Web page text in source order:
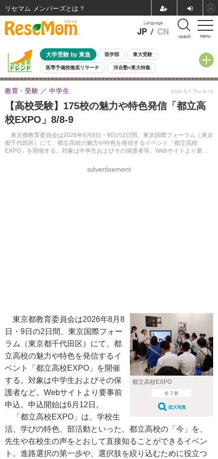
menu
Language
JP / CN search
大学受験 by 東進 医学部 東大受験
医専予備校徹底リサーチ 河合塾×東大特集
親子で考える大学選び 高校受験 中学受験 小学校受験
共通テスト 夏休み
8月開催イベント・WS 全国公立高校 過去問 人気記事
自由研究教材（小学生向け）
【高校受験】175校の魅力や特色発信「都立高
校EXPO」8/8-9
東京都教育委員会は2026年8月8日・9日の2日間、東京国際フォーラム（東京
都千代田区）にて、都立高校の魅力や特色を発信するイベント「都立高校
EXPO」を開催する。対象は中学生およびその保護者等。Webサイトより要事
教育・受験 中学生
advertisement
2026.5.7 Thu 9:15
都立高校EXPO
全 3 枚
拡大写真
東京都教育委員会は2026年8月8
日・9日の2日間、東京国際フォー
ラム（東京都千代田区）にて、都
立高校の魅力や特色を発信するイ
ベント「都立高校EXPO」を開催
する。対象は中学生およびその保
護者など。Webサイトより要事前
申込。申込開始は6月12日。
「都立高校EXPO」は、学校生
活、学びの特色、部活動といった、都立高校の「今」を、
先生や在校生の声をとおして直接知ることができるイベン
ト。進路選択の第一歩や、選択肢を絞り込むために役立つ
リセマム メンバーズ